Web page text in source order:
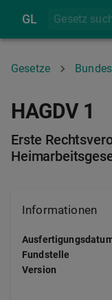
GL
Gesetze
HAGDV 1
Erste
Informationen
Fundstelle
Version